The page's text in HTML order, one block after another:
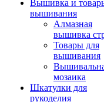
Вышивка и
вышивания
Алмазная
вышивка
Товары для
вышивания
мозаика
Шкатулки для
рукоделия